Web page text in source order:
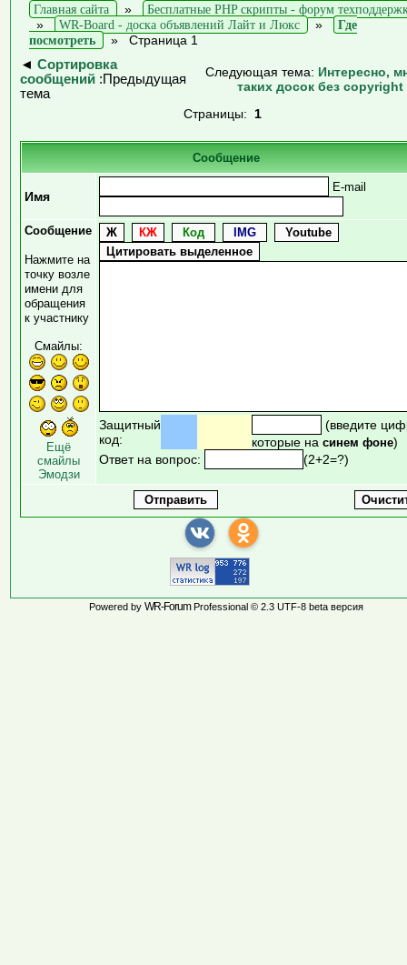
Главная сайта »
Бесплатные PHP скрипты - форум
»
WR-Board - доска объявлений Лайт и Люкс »
Где
посмотреть
» Страница 1
◄ Сортировка
сообщений :Предыдущая
тема
Следующая тема: Интересно,
таких досок без copyright
Страницы: 1
Сообщение
Имя
E-mail
Сообщение
Нажмите на
точку возле
имени для
обращения
к участнику
Смайлы:
Ещё
смайлы
Эмодзи
Защитный
код:
(введите
которые на синем фоне)
Ответ на вопрос:
(2+2=?)
Powered by WR-ForumProfessional © 2.3 UTF-8 beta версия